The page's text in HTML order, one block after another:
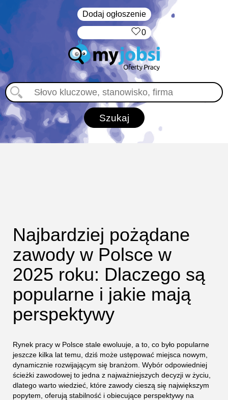
Dodaj ogłoszenie
0
Najbardziej pożądane
zawody w Polsce w
2025 roku: Dlaczego są
popularne i jakie mają
perspektywy
Rynek pracy w Polsce stale ewoluuje, a to, co było popularne
jeszcze kilka lat temu, dziś może ustępować miejsca nowym,
dynamicznie rozwijającym się branżom. Wybór odpowiedniej
ścieżki zawodowej to jedna z najważniejszych decyzji w życiu,
dlatego warto wiedzieć, które zawody cieszą się największym
popytem, oferują stabilność i obiecujące perspektywy na